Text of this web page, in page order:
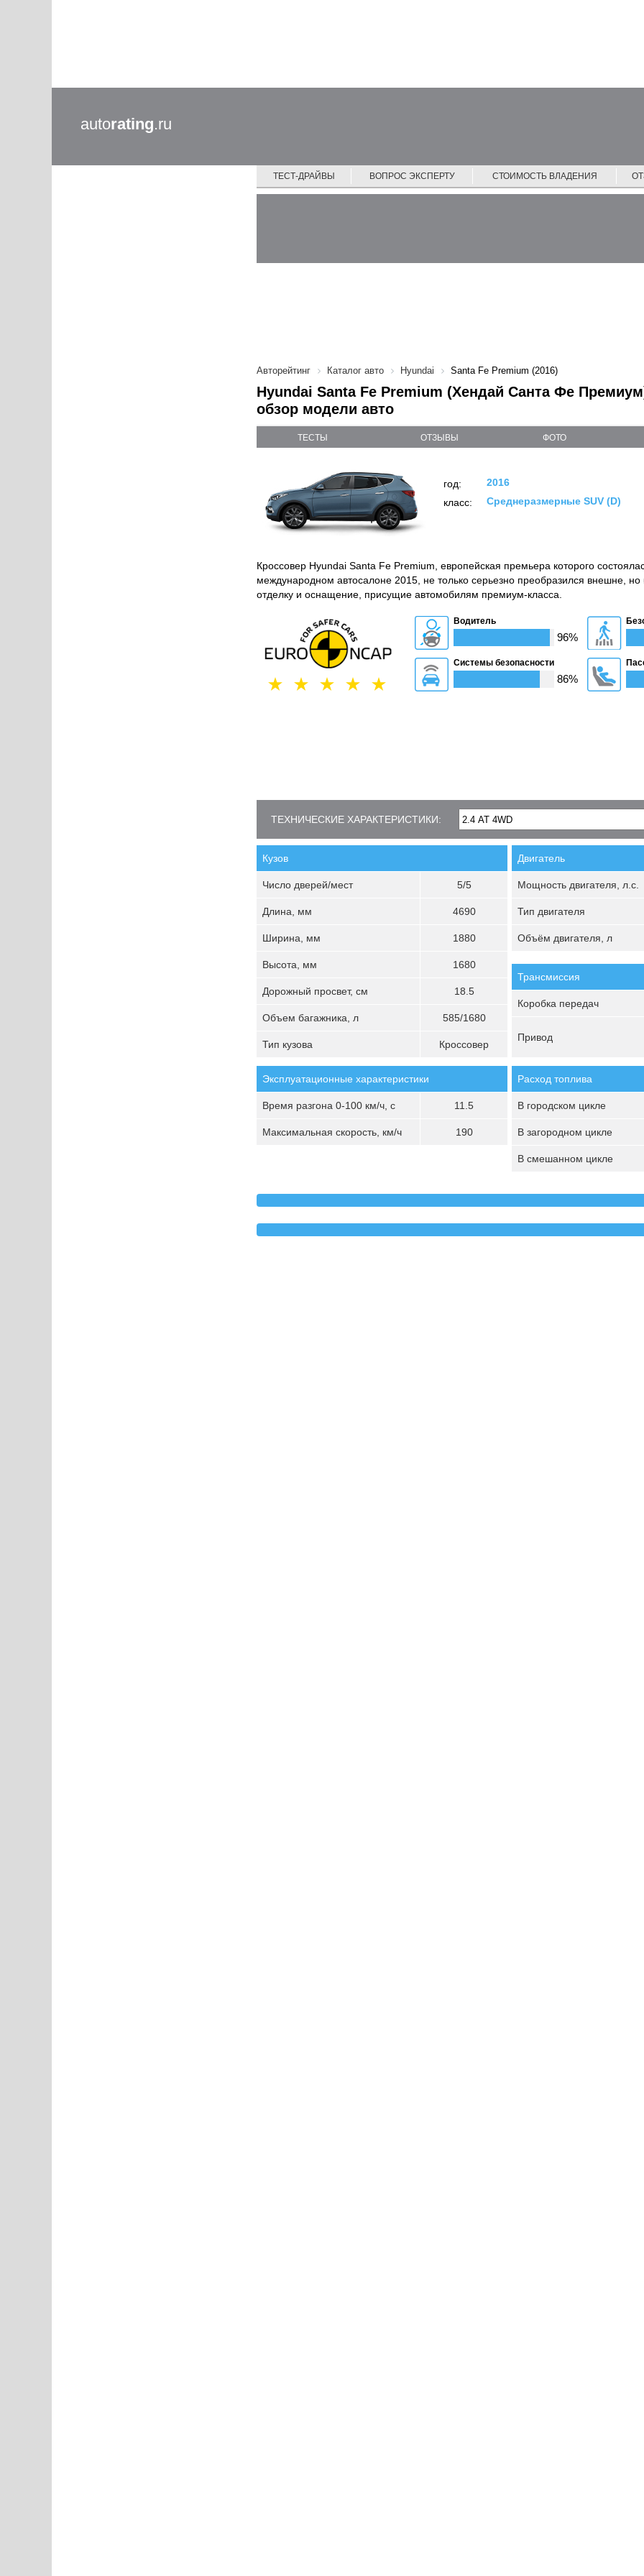
autorating.ru
ТЕСТ-ДРАЙВЫ ВОПРОС ЭКСПЕРТУ СТОИМОСТЬ ВЛАДЕНИЯ
Авторейтинг Каталог авто Hyundai Santa Fe Premium (2016)
Hyundai Santa Fe Premium (Хендай Санта Фе
обзор модели авто
ТЕСТЫ ОТЗЫВЫ ФОТО
год:
2016
класс:
Среднеразмерные SUV (D)
Кроссовер Hyundai Santa Fe Premium, европейская премьера которого
международном автосалоне 2015, не только серьезно преобразился внешне,
отделку и оснащение, присущие автомобилям премиум-класса.
Водитель
96%
Системы безопасности
86%
ТЕХНИЧЕСКИЕ ХАРАКТЕРИСТИКИ:
Кузов
Число дверей/мест 5/5
Длина, мм 4690
Ширина, мм 1880
Высота, мм 1680
Дорожный просвет, см 18.5
Объем багажника, л 585/1680
Тип кузова Кроссовер
Двигатель
Мощность двигателя, л.с.
Тип двигателя
Объём двигателя, л
Трансмиссия
Коробка передач
Привод
Эксплуатационные характеристики
Время разгона 0-100 км/ч, с 11.5
Максимальная скорость, км/ч 190
Расход топлива
В городском цикле
В загородном цикле
В смешанном цикле